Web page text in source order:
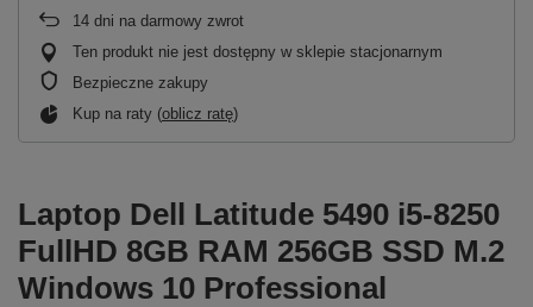
14 dni na darmowy zwrot
Ten produkt nie jest dostępny w sklepie stacjonarnym
Bezpieczne zakupy
Kup na raty (oblicz ratę)
Laptop Dell Latitude 5490 i5-8250
FullHD 8GB RAM 256GB SSD M.2
Windows 10 Professional